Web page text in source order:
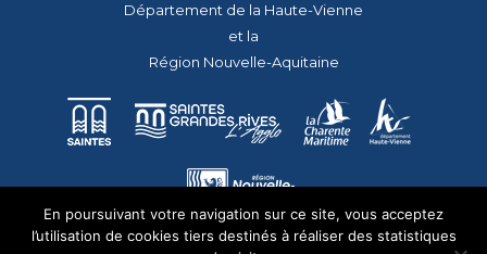
Département de la Haute-Vienne
et la
Région Nouvelle-Aquitaine
En poursuivant votre navigation sur ce site, vous acceptez
l’utilisation de cookies tiers destinés à réaliser des statistiques